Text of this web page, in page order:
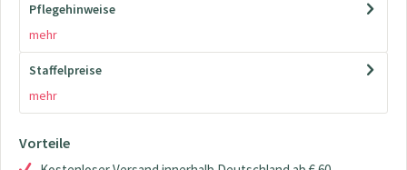
Pflegehinweise
mehr
Staffelpreise
mehr
Vorteile